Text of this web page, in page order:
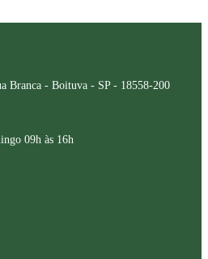
Branca - Boituva - SP - 18558-200
09h às 16h